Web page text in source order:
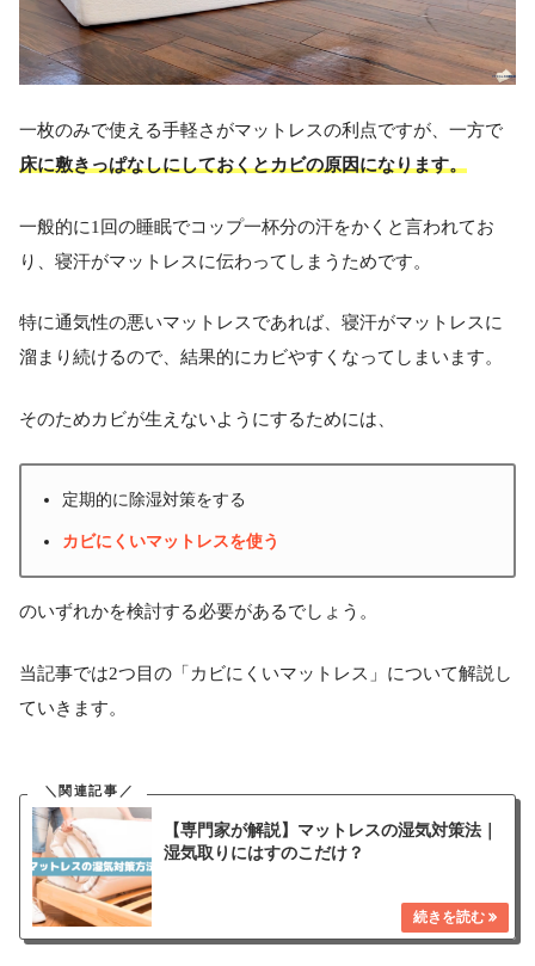
一枚のみで使える手軽さがマットレスの利点ですが、一方で
床に敷きっぱなしにしておくとカビの原因になります。
一般的に1回の睡眠でコップ一杯分の汗をかくと言われてお
り、寝汗がマットレスに伝わってしまうためです。
特に通気性の悪いマットレスであれば、寝汗がマットレスに
溜まり続けるので、結果的にカビやすくなってしまいます。
そのためカビが生えないようにするためには、
定期的に除湿対策をする
カビにくいマットレスを使う
のいずれかを検討する必要があるでしょう。
当記事では2つ目の「カビにくいマットレス」について解説し
ていきます。
【専門家が解説】マットレスの湿気対策法｜
湿気取りにはすのこだけ？